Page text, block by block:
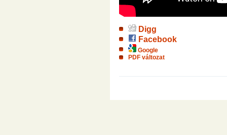
Digg
Facebook
Google
PDF változat